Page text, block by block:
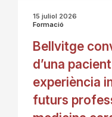
15 juliol 2026
Formació
Bellvitge
d’una
experiència
futurs